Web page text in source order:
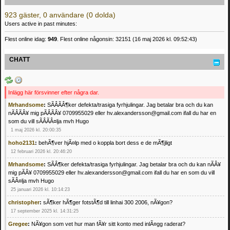
923 gäster, 0 användare (0 dolda)
Users active in past minutes:
Flest online idag: 949 . Flest online någonsin: 32151 (16 maj 2026 kl. 09:52:43)
CHATT
Inlägg här försvinner efter några dar.
Mrhandsome: SÃÂÃÂ¶ker defekta/trasiga fyrhjulingar. Jag betalar bra och du kan
nÃÂÃÂ¥ mig pÃÂÃÂ¥ 0709955029 eller hv.alexandersson@gmail.com ifall du har en
som du vill sÃÂÃÂ¤lja mvh Hugo
1 maj 2026 kl. 20:00:35
hoho2131: behÃ¶ver hjÃ¤lp med o koppla bort dess e de mÃ¶jligt
12 februari 2026 kl. 20:46:20
Mrhandsome: SÃÂ¶ker defekta/trasiga fyrhjulingar. Jag betalar bra och du kan nÃÂ¥
mig pÃÂ¥ 0709955029 eller hv.alexandersson@gmail.com ifall du har en som du vill
sÃÂ¤lja mvh Hugo
25 januari 2026 kl. 10:14:23
christopher: sÃ¶ker hÃ¶ger fotstÃ¶d till linhai 300 2006, nÃ¥gon?
17 september 2025 kl. 14:31:25
Gregee: NÃ¥gon som vet hur man fÃ¥r sitt konto med inlÃ¤gg raderat?